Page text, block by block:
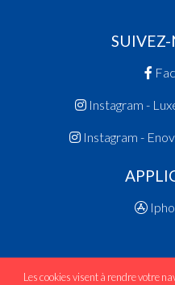
SUIVEZ-
Instagram -
Instagram -
Les cookies visent à rendre votre